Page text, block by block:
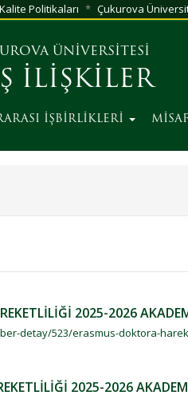
Kalite Politikaları Çukurova
ÜNİVERSİTESİ
İLİŞKİLER
İŞBİRLİKLERİ
2025-2026
detay/523/erasmus-doktora-
2025-2026